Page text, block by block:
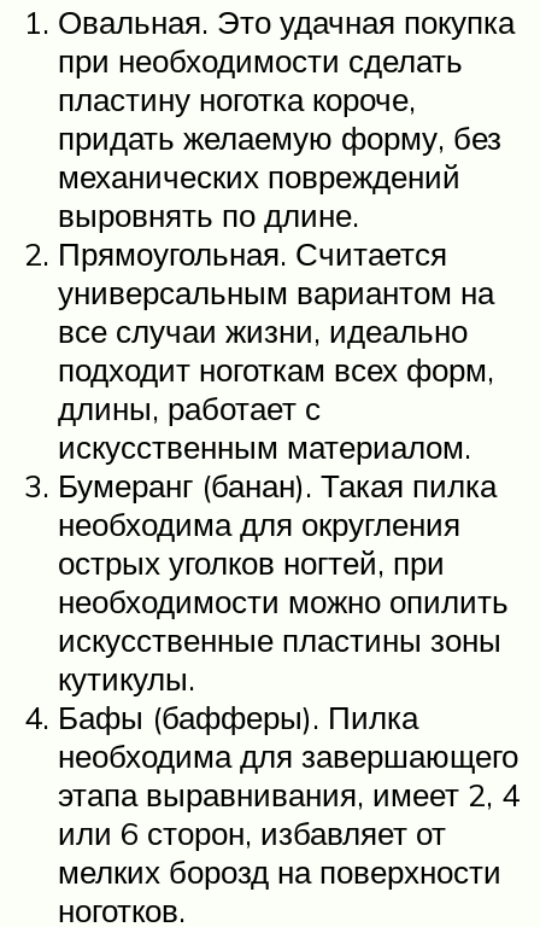
Овальная. Это удачная покупка
при необходимости сделать
пластину ноготка короче,
придать желаемую форму, без
механических повреждений
выровнять по длине.
Прямоугольная. Считается
универсальным вариантом на
все случаи жизни, идеально
подходит ноготкам всех форм,
длины, работает с
искусственным материалом.
Бумеранг (банан). Такая пилка
необходима для округления
острых уголков ногтей, при
необходимости можно опилить
искусственные пластины зоны
кутикулы.
Бафы (бафферы). Пилка
необходима для завершающего
этапа выравнивания, имеет 2, 4
или 6 сторон, избавляет от
мелких борозд на поверхности
ноготков.